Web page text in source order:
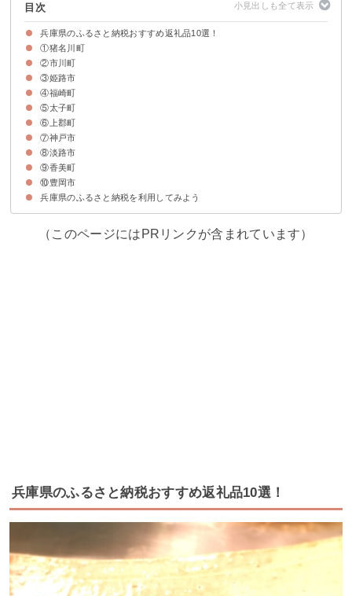
目次
兵庫県のふるさと納税おすすめ返礼品10選！
①猪名川町
猪名川町の特徴
猪名川町の返礼品
猪名川町の寄付金の使い道
②市川町
市川町の特徴
市川町の返礼品
市川町の寄付金の使い道
③姫路市
姫路市の特徴
姫路市の返礼品
姫路市の寄付金の使い道
④福崎町
福崎町の特徴
福崎町の返礼品
福崎町の寄付金の使い道
⑤太子町
太子町の特徴
太子町の返礼品
太子町の寄付金の使い道
⑥上郡町
上郡町の特徴
上郡町の返礼品
上郡町の寄付金の使い道
⑦神戸市
神戸市の特徴
神戸市の返礼品
神戸市の寄付金の使い道
⑧淡路市
淡路市の特徴
淡路市の返礼品
淡路市の寄付金の使い道
⑨香美町
香美町の特徴
香美町の返礼品
香美町の寄付金の使い道
⑩豊岡市
豊岡市の特徴
豊岡市の返礼品
豊岡市の寄付金の使い道
兵庫県のふるさと納税を利用してみよう
（このページにはPRリンクが含まれています）
兵庫県のふるさと納税おすすめ返礼品10選！